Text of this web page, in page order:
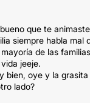
que te
siempre habla mal
de las
jeeje.
bien, oye y la
lado?